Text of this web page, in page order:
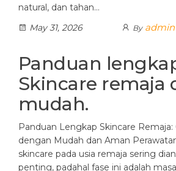
natural, dan tahan…
May 31, 2026
By admin
Panduan
Skincare remaja
mudah.
Panduan Lengkap Skincare
dengan Mudah dan Aman
skincare pada usia remaja sering
penting, padahal fase ini adalah